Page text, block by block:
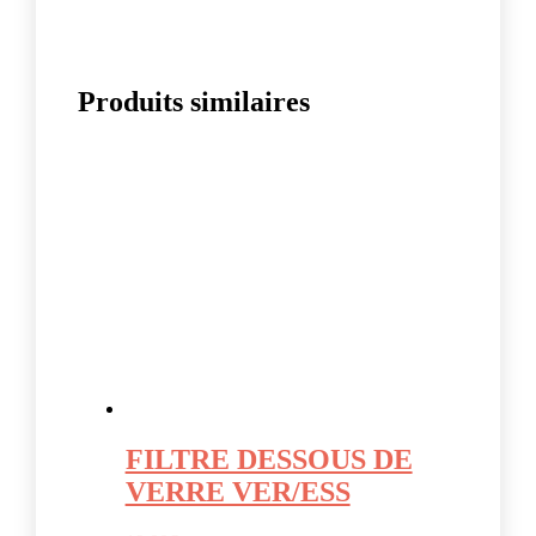
Produits similaires
FILTRE DESSOUS DE
VERRE VER/ESS